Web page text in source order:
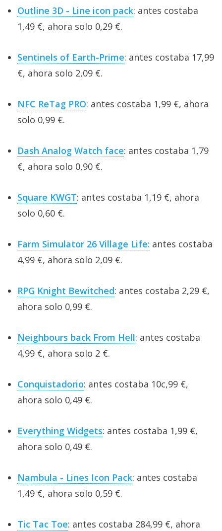
Outline 3D - Line icon pack: antes costaba
1,49 €, ahora solo 0,29 €.
Sentinels of Earth-Prime: antes costaba 17,99
€, ahora solo 2,09 €.
NFC ReTag PRO: antes costaba 1,99 €, ahora
solo 0,99 €.
Dash Analog Watch face: antes costaba 1,79
€, ahora solo 0,90 €.
Square KWGT: antes costaba 1,19 €, ahora
solo 0,60 €.
Farm Simulator 26 Village Life: antes costaba
4,99 €, ahora solo 2,09 €.
RPG Knight Bewitched: antes costaba 2,29 €,
ahora solo 0,99 €.
Neighbours back From Hell: antes costaba
4,99 €, ahora solo 2 €.
Conquistadorio: antes costaba 10c,99 €,
ahora solo 0,49 €.
Everything Widgets: antes costaba 1,99 €,
ahora solo 0,49 €.
Nambula - Lines Icon Pack: antes costaba
1,49 €, ahora solo 0,59 €.
Tic Tac Toe: antes costaba 284,99 €, ahora